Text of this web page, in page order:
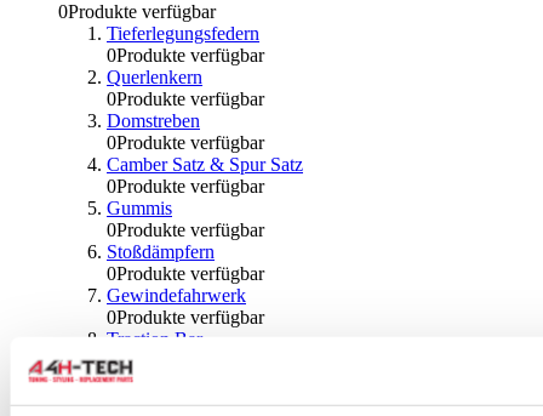
0Produkte verfügbar
Tieferlegungsfedern
0Produkte verfügbar
Querlenkern
0Produkte verfügbar
Domstreben
0Produkte verfügbar
Camber Satz & Spur Satz
0Produkte verfügbar
Gummis
0Produkte verfügbar
Stoßdämpfern
0Produkte verfügbar
Gewindefahrwerk
0Produkte verfügbar
Traction Bar
0Produkte verfügbar
Stabilisator & Zubehör
0Produkte verfügbar